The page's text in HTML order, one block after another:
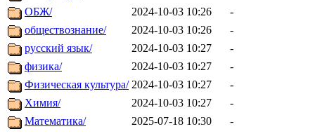
ОБЖ/
2024-10-03 10:26
-
обществознание/
2024-10-03 10:26
-
русский язык/
2024-10-03 10:27
-
физика/
2024-10-03 10:27
-
Физическая культура/ 2024-10-03 10:27
-
Химия/
2024-10-03 10:27
-
Математика/
2025-07-18 10:30 -